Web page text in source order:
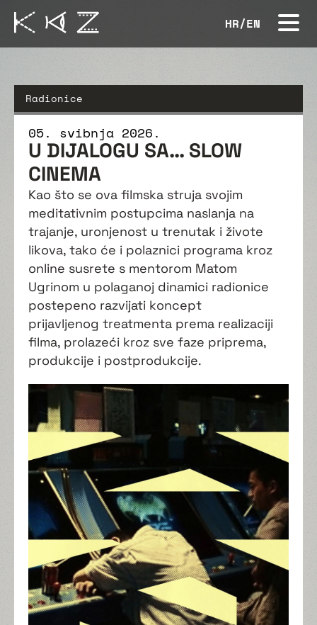
HR/EN
Radionice
05. svibnja 2026.
U DIJALOGU SA… SLOW
CINEMA
Kao što se ova filmska struja svojim
meditativnim postupcima naslanja na
trajanje, uronjenost u trenutak i živote
likova, tako će i polaznici programa kroz
online susrete s mentorom Matom
Ugrinom u polaganoj dinamici radionice
postepeno razvijati koncept
prijavljenog treatmenta prema realizaciji
filma, prolazeći kroz sve faze priprema,
produkcije i postprodukcije.